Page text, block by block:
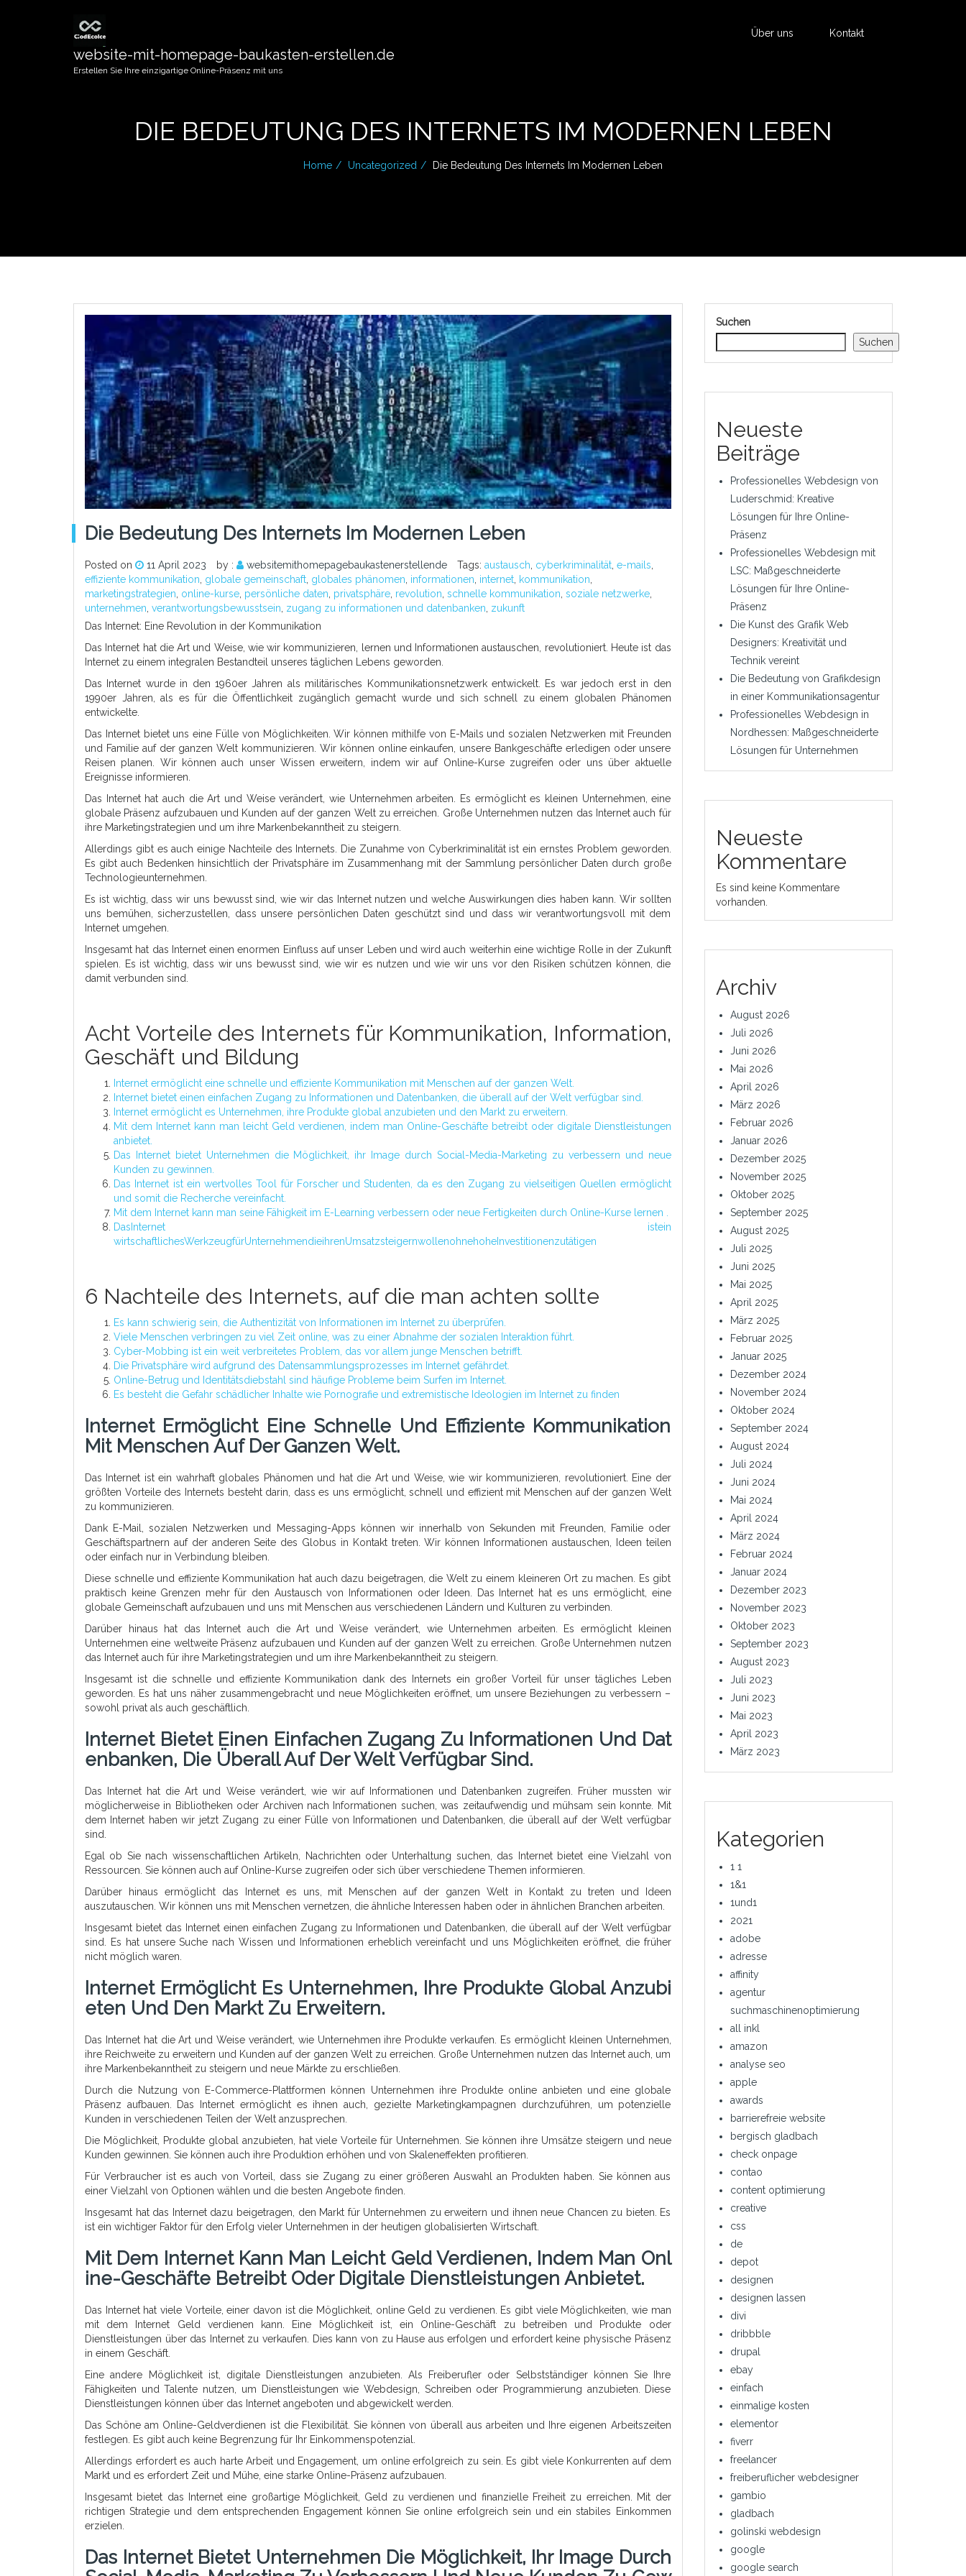
website-mit-homepage-baukasten-erstellen.de
Erstellen Sie Ihre einzigartige Online-Präsenz mit uns
Über uns Kontakt
DIE BEDEUTUNG DES INTERNETS IM MODERNEN LEBEN
Home Uncategorized Die Bedeutung Des Internets Im Modernen Leben
Die Bedeutung Des Internets Im Modernen Leben
Posted on 11 April 2023 by : websitemithomepagebaukastenerstellende Tags: austausch, cyberkriminalität, e-mails,
effiziente kommunikation, globale gemeinschaft, globales phänomen, informationen, internet, kommunikation,
marketingstrategien, online-kurse, persönliche daten, privatsphäre, revolution, schnelle kommunikation, soziale netzwerke,
unternehmen, verantwortungsbewusstsein, zugang zu informationen und datenbanken, zukunft
Das Internet: Eine Revolution in der Kommunikation
Das Internet hat die Art und Weise, wie wir kommunizieren, lernen und Informationen austauschen, revolutioniert. Heute ist das
Internet zu einem integralen Bestandteil unseres täglichen Lebens geworden.
Das Internet wurde in den 1960er Jahren als militärisches Kommunikationsnetzwerk entwickelt. Es war jedoch erst in den
1990er Jahren, als es für die Öffentlichkeit zugänglich gemacht wurde und sich schnell zu einem globalen Phänomen
entwickelte.
Das Internet bietet uns eine Fülle von Möglichkeiten. Wir können mithilfe von E-Mails und sozialen Netzwerken mit Freunden
und Familie auf der ganzen Welt kommunizieren. Wir können online einkaufen, unsere Bankgeschäfte erledigen oder unsere
Reisen planen. Wir können auch unser Wissen erweitern, indem wir auf Online-Kurse zugreifen oder uns über aktuelle
Ereignisse informieren.
Das Internet hat auch die Art und Weise verändert, wie Unternehmen arbeiten. Es ermöglicht es kleinen Unternehmen, eine
globale Präsenz aufzubauen und Kunden auf der ganzen Welt zu erreichen. Große Unternehmen nutzen das Internet auch für
ihre Marketingstrategien und um ihre Markenbekanntheit zu steigern.
Allerdings gibt es auch einige Nachteile des Internets. Die Zunahme von Cyberkriminalität ist ein ernstes Problem geworden.
Es gibt auch Bedenken hinsichtlich der Privatsphäre im Zusammenhang mit der Sammlung persönlicher Daten durch große
Technologieunternehmen.
Es ist wichtig, dass wir uns bewusst sind, wie wir das Internet nutzen und welche Auswirkungen dies haben kann. Wir sollten
uns bemühen, sicherzustellen, dass unsere persönlichen Daten geschützt sind und dass wir verantwortungsvoll mit dem
Internet umgehen.
Insgesamt hat das Internet einen enormen Einfluss auf unser Leben und wird auch weiterhin eine wichtige Rolle in der Zukunft
spielen. Es ist wichtig, dass wir uns bewusst sind, wie wir es nutzen und wie wir uns vor den Risiken schützen können, die
damit verbunden sind.
Acht Vorteile des Internets für Kommunikation, Information,
Geschäft und Bildung
Internet ermöglicht eine schnelle und effiziente Kommunikation mit Menschen auf der ganzen Welt.
Internet bietet einen einfachen Zugang zu Informationen und Datenbanken, die überall auf der Welt verfügbar sind.
Internet ermöglicht es Unternehmen, ihre Produkte global anzubieten und den Markt zu erweitern.
Mit dem Internet kann man leicht Geld verdienen, indem man Online-Geschäfte betreibt oder digitale Dienstleistungen
anbietet.
Das Internet bietet Unternehmen die Möglichkeit, ihr Image durch Social-Media-Marketing zu verbessern und neue
Kunden zu gewinnen.
Das Internet ist ein wertvolles Tool für Forscher und Studenten, da es den Zugang zu vielseitigen Quellen ermöglicht
und somit die Recherche vereinfacht.
Mit dem Internet kann man seine Fähigkeit im E-Learning verbessern oder neue Fertigkeiten durch Online-Kurse lernen .
DasInternet istein
wirtschaftlichesWerkzeugfürUnternehmendieihrenUmsatzsteigernwollenohnehoheInvestitionenzutätigen
6 Nachteile des Internets, auf die man achten sollte
Es kann schwierig sein, die Authentizität von Informationen im Internet zu überprüfen.
Viele Menschen verbringen zu viel Zeit online, was zu einer Abnahme der sozialen Interaktion führt.
Cyber-Mobbing ist ein weit verbreitetes Problem, das vor allem junge Menschen betrifft.
Die Privatsphäre wird aufgrund des Datensammlungsprozesses im Internet gefährdet.
Online-Betrug und Identitätsdiebstahl sind häufige Probleme beim Surfen im Internet.
Es besteht die Gefahr schädlicher Inhalte wie Pornografie und extremistische Ideologien im Internet zu finden
Internet Ermöglicht Eine Schnelle Und Effiziente Kommunikation
Mit Menschen Auf Der Ganzen Welt.
Das Internet ist ein wahrhaft globales Phänomen und hat die Art und Weise, wie wir kommunizieren, revolutioniert. Eine der
größten Vorteile des Internets besteht darin, dass es uns ermöglicht, schnell und effizient mit Menschen auf der ganzen Welt
zu kommunizieren.
Dank E-Mail, sozialen Netzwerken und Messaging-Apps können wir innerhalb von Sekunden mit Freunden, Familie oder
Geschäftspartnern auf der anderen Seite des Globus in Kontakt treten. Wir können Informationen austauschen, Ideen teilen
oder einfach nur in Verbindung bleiben.
Diese schnelle und effiziente Kommunikation hat auch dazu beigetragen, die Welt zu einem kleineren Ort zu machen. Es gibt
praktisch keine Grenzen mehr für den Austausch von Informationen oder Ideen. Das Internet hat es uns ermöglicht, eine
globale Gemeinschaft aufzubauen und uns mit Menschen aus verschiedenen Ländern und Kulturen zu verbinden.
Darüber hinaus hat das Internet auch die Art und Weise verändert, wie Unternehmen arbeiten. Es ermöglicht kleinen
Unternehmen eine weltweite Präsenz aufzubauen und Kunden auf der ganzen Welt zu erreichen. Große Unternehmen nutzen
das Internet auch für ihre Marketingstrategien und um ihre Markenbekanntheit zu steigern.
Insgesamt ist die schnelle und effiziente Kommunikation dank des Internets ein großer Vorteil für unser tägliches Leben
geworden. Es hat uns näher zusammengebracht und neue Möglichkeiten eröffnet, um unsere Beziehungen zu verbessern –
sowohl privat als auch geschäftlich.
Internet Bietet Einen Einfachen Zugang Zu Informationen Und Dat
Enbanken, Die Überall Auf Der Welt Verfügbar Sind.
Das Internet hat die Art und Weise verändert, wie wir auf Informationen und Datenbanken zugreifen. Früher mussten wir
möglicherweise in Bibliotheken oder Archiven nach Informationen suchen, was zeitaufwendig und mühsam sein konnte. Mit
dem Internet haben wir jetzt Zugang zu einer Fülle von Informationen und Datenbanken, die überall auf der Welt verfügbar
sind.
Egal ob Sie nach wissenschaftlichen Artikeln, Nachrichten oder Unterhaltung suchen, das Internet bietet eine Vielzahl von
Ressourcen. Sie können auch auf Online-Kurse zugreifen oder sich über verschiedene Themen informieren.
Darüber hinaus ermöglicht das Internet es uns, mit Menschen auf der ganzen Welt in Kontakt zu treten und Ideen
auszutauschen. Wir können uns mit Menschen vernetzen, die ähnliche Interessen haben oder in ähnlichen Branchen arbeiten.
Insgesamt bietet das Internet einen einfachen Zugang zu Informationen und Datenbanken, die überall auf der Welt verfügbar
sind. Es hat unsere Suche nach Wissen und Informationen erheblich vereinfacht und uns Möglichkeiten eröffnet, die früher
nicht möglich waren.
Internet Ermöglicht Es Unternehmen, Ihre Produkte Global Anzubi
Eten Und Den Markt Zu Erweitern.
Das Internet hat die Art und Weise verändert, wie Unternehmen ihre Produkte verkaufen. Es ermöglicht kleinen Unternehmen,
ihre Reichweite zu erweitern und Kunden auf der ganzen Welt zu erreichen. Große Unternehmen nutzen das Internet auch, um
ihre Markenbekanntheit zu steigern und neue Märkte zu erschließen.
Durch die Nutzung von E-Commerce-Plattformen können Unternehmen ihre Produkte online anbieten und eine globale
Präsenz aufbauen. Das Internet ermöglicht es ihnen auch, gezielte Marketingkampagnen durchzuführen, um potenzielle
Kunden in verschiedenen Teilen der Welt anzusprechen.
Die Möglichkeit, Produkte global anzubieten, hat viele Vorteile für Unternehmen. Sie können ihre Umsätze steigern und neue
Kunden gewinnen. Sie können auch ihre Produktion erhöhen und von Skaleneffekten profitieren.
Für Verbraucher ist es auch von Vorteil, dass sie Zugang zu einer größeren Auswahl an Produkten haben. Sie können aus
einer Vielzahl von Optionen wählen und die besten Angebote finden.
Insgesamt hat das Internet dazu beigetragen, den Markt für Unternehmen zu erweitern und ihnen neue Chancen zu bieten. Es
ist ein wichtiger Faktor für den Erfolg vieler Unternehmen in der heutigen globalisierten Wirtschaft.
Mit Dem Internet Kann Man Leicht Geld Verdienen, Indem Man Onl
Ine-Geschäfte Betreibt Oder Digitale Dienstleistungen Anbietet.
Das Internet hat viele Vorteile, einer davon ist die Möglichkeit, online Geld zu verdienen. Es gibt viele Möglichkeiten, wie man
mit dem Internet Geld verdienen kann. Eine Möglichkeit ist, ein Online-Geschäft zu betreiben und Produkte oder
Dienstleistungen über das Internet zu verkaufen. Dies kann von zu Hause aus erfolgen und erfordert keine physische Präsenz
in einem Geschäft.
Eine andere Möglichkeit ist, digitale Dienstleistungen anzubieten. Als Freiberufler oder Selbstständiger können Sie Ihre
Fähigkeiten und Talente nutzen, um Dienstleistungen wie Webdesign, Schreiben oder Programmierung anzubieten. Diese
Dienstleistungen können über das Internet angeboten und abgewickelt werden.
Das Schöne am Online-Geldverdienen ist die Flexibilität. Sie können von überall aus arbeiten und Ihre eigenen Arbeitszeiten
festlegen. Es gibt auch keine Begrenzung für Ihr Einkommenspotenzial.
Allerdings erfordert es auch harte Arbeit und Engagement, um online erfolgreich zu sein. Es gibt viele Konkurrenten auf dem
Markt und es erfordert Zeit und Mühe, eine starke Online-Präsenz aufzubauen.
Insgesamt bietet das Internet eine großartige Möglichkeit, Geld zu verdienen und finanzielle Freiheit zu erreichen. Mit der
richtigen Strategie und dem entsprechenden Engagement können Sie online erfolgreich sein und ein stabiles Einkommen
erzielen.
Das Internet Bietet Unternehmen Die Möglichkeit, Ihr Image Durch
Suchen
Suchen
Neueste
Beiträge
Professionelles Webdesign von
Luderschmid: Kreative
Lösungen für Ihre Online-
Präsenz
Professionelles Webdesign mit
LSC: Maßgeschneiderte
Lösungen für Ihre Online-
Präsenz
Die Kunst des Grafik Web
Designers: Kreativität und
Technik vereint
Die Bedeutung von Grafikdesign
in einer Kommunikationsagentur
Professionelles Webdesign in
Nordhessen: Maßgeschneiderte
Lösungen für Unternehmen
Neueste
Kommentare
Es sind keine Kommentare
vorhanden.
Archiv
August 2026
Juli 2026
Juni 2026
Mai 2026
April 2026
März 2026
Februar 2026
Januar 2026
Dezember 2025
November 2025
Oktober 2025
September 2025
August 2025
Juli 2025
Juni 2025
Mai 2025
April 2025
März 2025
Februar 2025
Januar 2025
Dezember 2024
November 2024
Oktober 2024
September 2024
August 2024
Juli 2024
Juni 2024
Mai 2024
April 2024
März 2024
Februar 2024
Januar 2024
Dezember 2023
November 2023
Oktober 2023
September 2023
August 2023
Juli 2023
Juni 2023
Mai 2023
April 2023
März 2023
Kategorien
1 1
1&1
1und1
2021
adobe
adresse
affinity
agentur
suchmaschinenoptimierung
all inkl
amazon
analyse seo
apple
awards
barrierefreie website
bergisch gladbach
check onpage
contao
content optimierung
creative
css
de
depot
designen
designen lassen
divi
dribbble
drupal
ebay
einfach
einmalige kosten
elementor
fiverr
freelancer
freiberuflicher webdesigner
gambio
gladbach
golinski webdesign
google
google search